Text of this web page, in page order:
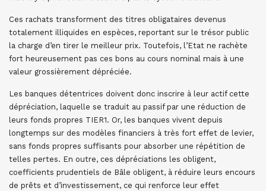
Ces rachats transforment des titres obligataires devenus
totalement illiquides en espèces, reportant sur le trésor public
la charge d’en tirer le meilleur prix. Toutefois, l’Etat ne rachète
fort heureusement pas ces bons au cours nominal mais à une
valeur grossièrement dépréciée.
Les banques détentrices doivent donc inscrire à leur actif cette
dépréciation, laquelle se traduit au passif par une réduction de
leurs fonds propres TIER1. Or, les banques vivent depuis
longtemps sur des modèles financiers à très fort effet de levier,
sans fonds propres suffisants pour absorber une répétition de
telles pertes. En outre, ces dépréciations les obligent,
coefficients prudentiels de Bâle obligent, à réduire leurs encours
de prêts et d’investissement, ce qui renforce leur effet